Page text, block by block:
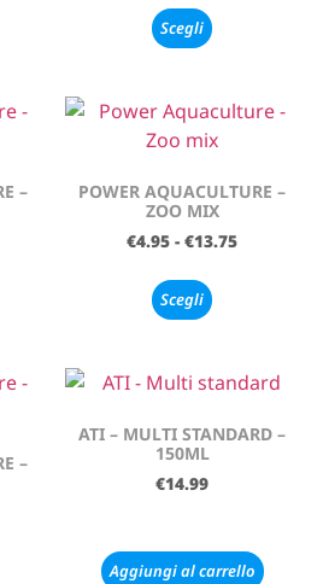
Scegli
–
POWER AQUACULTURE –
ZOO MIX
€4.95 - €13.75
Scegli
–
ATI – MULTI STANDARD –
150ML
€14.99
Aggiungi al carrello